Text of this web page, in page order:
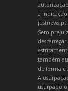
a
justnews.pt.
Sem
também
de forma
A
usurpado